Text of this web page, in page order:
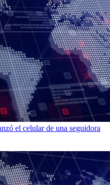
el celular de una seguidora